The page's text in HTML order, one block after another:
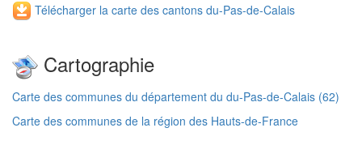
Télécharger la carte des cantons du-Pas-de-Calais
Cartographie
Carte des communes du département du du-Pas-de-Calais (62)
Carte des communes de la région des Hauts-de-France